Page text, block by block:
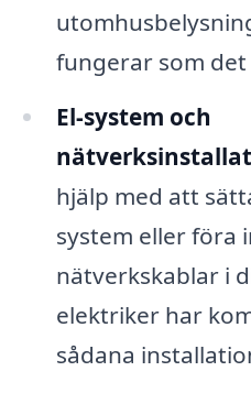
fungerar som det
El-system och
hjälp med att
system eller föra
nätverkskablar i
elektriker har
sådana